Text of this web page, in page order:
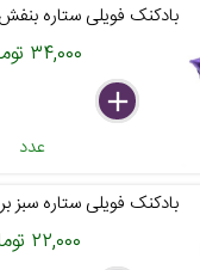
بادکنک فویلی ستاره بنفش براق
۳۴,۰۰۰ تومان
delete
remove
add
عدد
بادکنک فویلی ستاره سبز براق 10
۲۲,۰۰۰ تومان